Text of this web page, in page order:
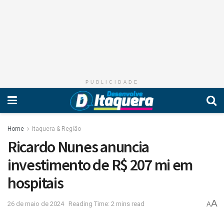
PUBLICIDADE
Home Itaquera & Região
Ricardo Nunes anuncia
investimento de R$ 207 mi em
hospitais
26 de maio de 2024 Reading Time: 2 mins read AA